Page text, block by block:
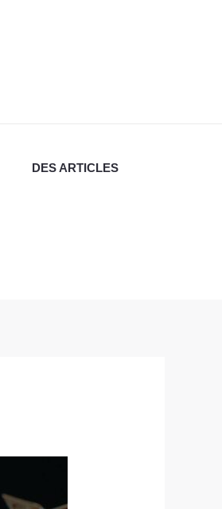
DES ARTICLES